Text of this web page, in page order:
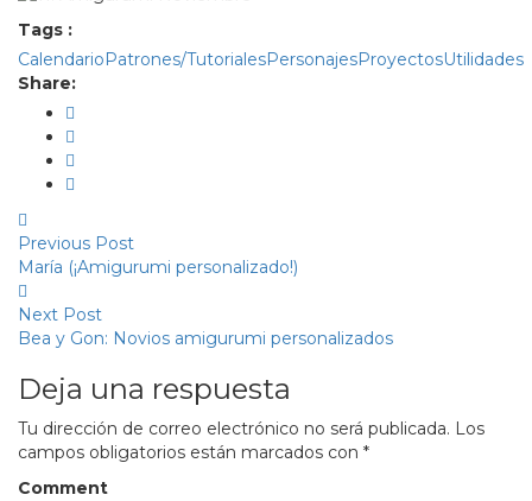
Tags :
CalendarioPatrones/TutorialesPersonajesProyectosUtilidades
Share:
Previous Post
María (¡Amigurumi personalizado!)
Next Post
Bea y Gon: Novios amigurumi personalizados
Deja una respuesta
Tu dirección de correo electrónico no será publicada. Los
campos obligatorios están marcados con *
Comment